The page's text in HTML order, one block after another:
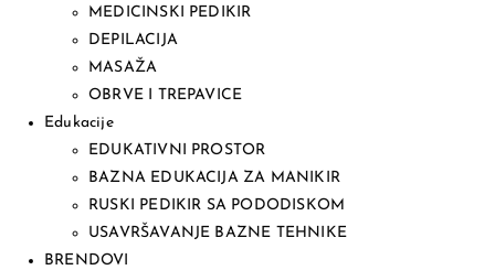
MEDICINSKI PEDIKIR
DEPILACIJA
MASAŽA
OBRVE I TREPAVICE
Edukacije
EDUKATIVNI PROSTOR
BAZNA EDUKACIJA ZA MANIKIR
RUSKI PEDIKIR SA PODODISKOM
USAVRŠAVANJE BAZNE TEHNIKE
BRENDOVI